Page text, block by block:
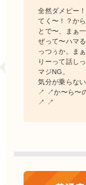
全然ダメピー
てく〜！？か
とで〜、まぁ
ぜって〜ハマ
っつぅか。ま
りーって話し
マジNG。
気分が乗らな
↗ ↗か〜ら〜
↗ ↗